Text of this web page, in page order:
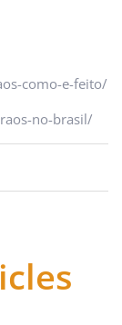
como-e-feito/
no-brasil/